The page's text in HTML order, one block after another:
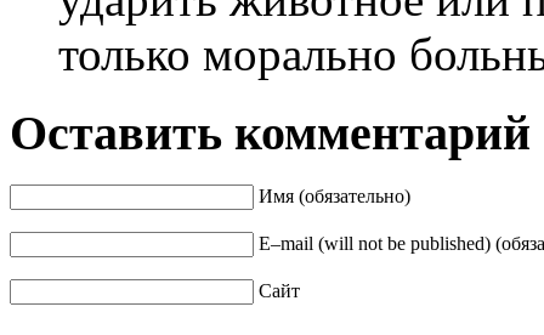
только морально
Оставить комментарий
Имя (обязательно)
E–mail (will not be published)
Сайт